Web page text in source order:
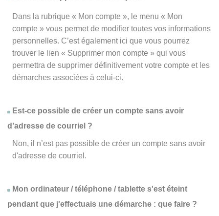
Dans la rubrique « Mon compte », le menu « Mon
compte » vous permet de modifier toutes vos informations
personnelles. C’est également ici que vous pourrez
trouver le lien « Supprimer mon compte » qui vous
permettra de supprimer définitivement votre compte et les
démarches associées à celui-ci.
Est-ce possible de créer un compte sans avoir
d’adresse de courriel ?
Non, il n’est pas possible de créer un compte sans avoir
d'adresse de courriel.
Mon ordinateur / téléphone / tablette s'est éteint
pendant que j'effectuais une démarche : que faire ?